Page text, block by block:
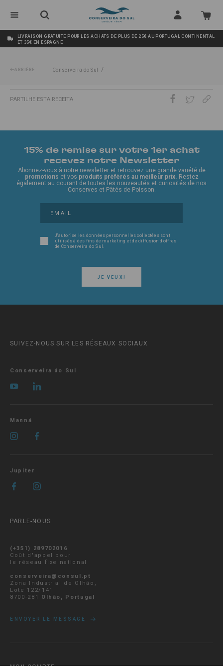
LIVRAISON GRATUITE POUR LES ACHATS DE PLUS DE 25€ AU PORTUGAL CONTINENTAL
ET 35€ EN ESPAGNE
ARRIÈRE Conserveira do Sul /
PARTILHE ESTA RECEITA
15% de remise sur votre 1er achat
recevez notre Newsletter
Abonnez-vous à notre newsletter et retrouvez une grande variété de
promotions et vos produits préférés au meilleur prix. Restez
également au courant de toutes les nouveautés et curiosités de nos
Conserves et Pâtés de Poisson.
JE VEUX!
J'autorise les données personnelles collectées sont
utilisés à des fins de marketing et de diffusion d'offres
de Conserveira do Sul.
SUIVEZ-NOUS SUR LES RÉSEAUX SOCIAUX
Conserveira do Sul
Manná
Jupiter
PARLE-NOUS
(+351) 289702016
Coût d'appel pour
le réseau fixe national
conserveira@consul.pt
Zona Industrial de Olhão,
Lote 122/141
8700-281 Olhão, Portugal
ENVOYER LE MESSAGE
MON COMPTE